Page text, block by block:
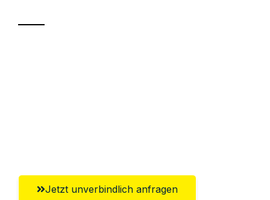
Jetzt unverbindlich anfragen